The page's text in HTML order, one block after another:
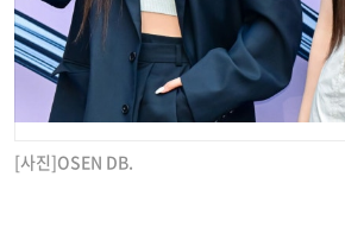
[사진]OSEN DB.